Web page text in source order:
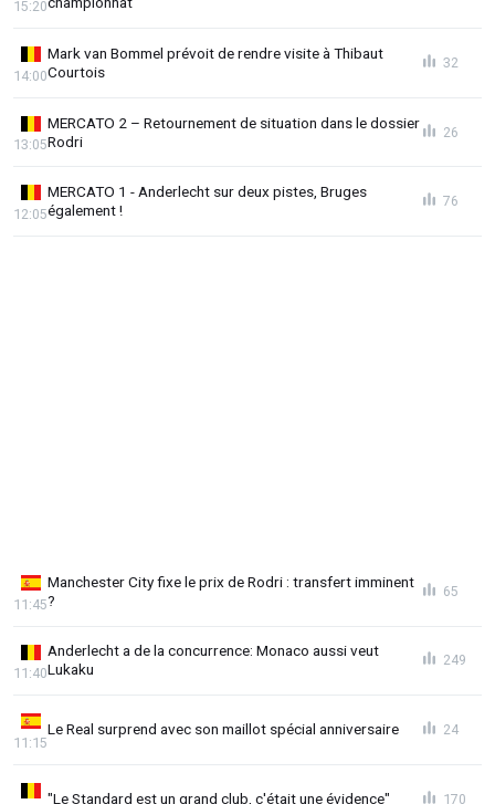
15:20
Mark van Bommel prévoit de rendre visite à Thibaut
Courtois
14:00
32
MERCATO 2 – Retournement de situation dans le dossier
Rodri
13:05
26
MERCATO 1 - Anderlecht sur deux pistes, Bruges
également !
12:05
76
Manchester City fixe le prix de Rodri : transfert imminent
?
11:45
65
Anderlecht a de la concurrence: Monaco aussi veut
Lukaku
11:40
249
Le Real surprend avec son maillot spécial anniversaire
11:15
24
"Le Standard est un grand club, c'était une évidence" 170